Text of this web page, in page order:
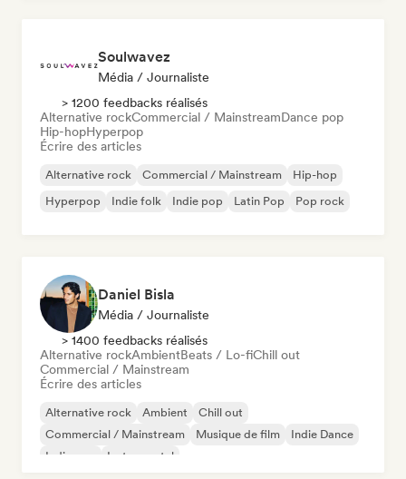
Soulwavez
Média / Journaliste
> 1200 feedbacks réalisés
Alternative rockCommercial / MainstreamDance pop
Hip-hopHyperpop
Écrire des articles
Alternative rock Commercial / Mainstream
Hip-hop
Hyperpop
Indie folk Indie pop Latin Pop Pop rock
Daniel Bisla
Média / Journaliste
> 1400 feedbacks réalisés
Alternative rockAmbientBeats / Lo-fiChill out
Commercial / Mainstream
Écrire des articles
Alternative rock Ambient
Chill out
Commercial / Mainstream
Musique de film
Indie Dance
Indie pop
Instrumental